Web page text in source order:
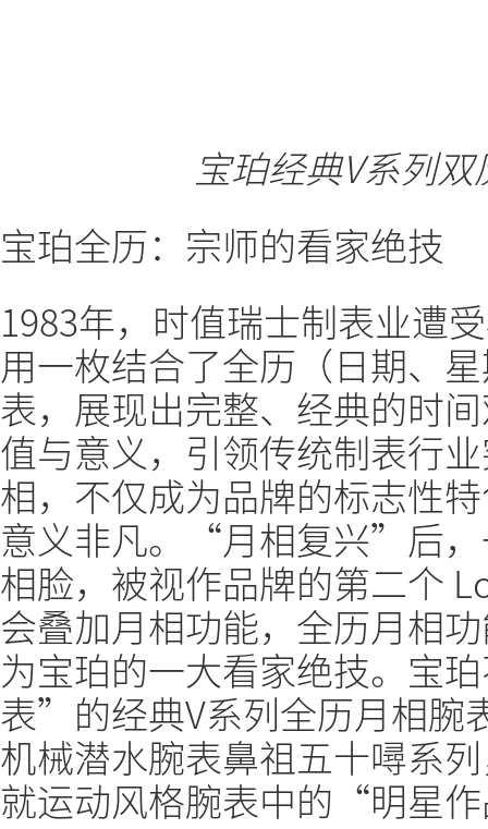
宝珀经典V系列
宝珀全历：宗师的看家绝技
1983年，时值瑞士制表业遭
用一枚结合了全历（日期、
表，展现出完整、经典的时
值与意义，引领传统制表行
相，不仅成为品牌的标志性
意义非凡。“月相复兴”后，
相脸，被视作品牌的第二个
会叠加月相功能，全历月相
为宝珀的一大看家绝技。宝
表”的经典V系列全历月相腕
机械潜水腕表鼻祖五十噚系
就运动风格腕表中的“明星